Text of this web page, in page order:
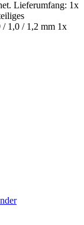
Lieferumfang: 1x
/ 1,0 / 1,2 mm 1x